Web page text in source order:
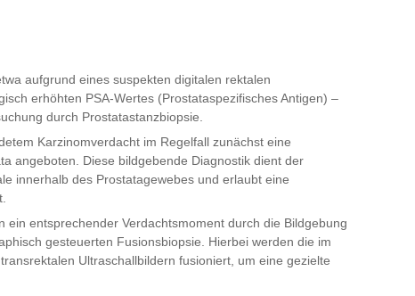
aufgrund eines suspekten digitalen rektalen
erhöhten PSA-Wertes (Prostataspezifisches Antigen) –
durch Prostatastanzbiopsie.
Karzinomverdacht im Regelfall zunächst eine
angeboten. Diese bildgebende Diagnostik dient der
innerhalb des Prostatagewebes und erlaubt eine
entsprechender Verdachtsmoment durch die Bildgebung
gesteuerten Fusionsbiopsie. Hierbei werden die im
Ultraschallbildern fusioniert, um eine gezielte